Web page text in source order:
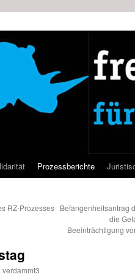
Prozessberichte
RZ-Prozesses Befangenheitsantrag
die
Beeinträchtigung
verdammt3